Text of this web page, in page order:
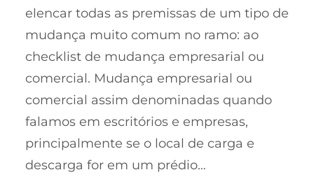
elencar todas as premissas de um tipo de
mudança muito comum no ramo: ao
checklist de mudança empresarial ou
comercial. Mudança empresarial ou
comercial assim denominadas quando
falamos em escritórios e empresas,
principalmente se o local de carga e
descarga for em um prédio…